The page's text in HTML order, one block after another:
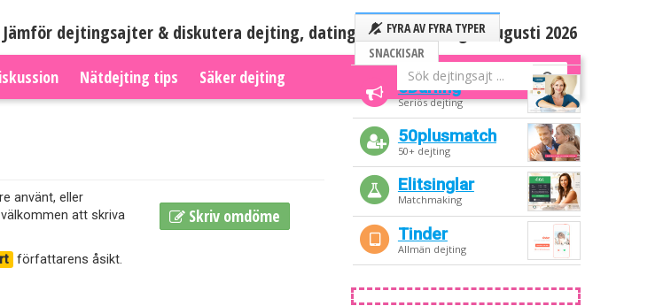
Jämför dejtingsajter & diskutera dejting, dating och nätdejting – augusti 2026
Nätdejting tips Säker dejting
använt, eller
att skriva
författarens åsikt.
Skriv omdöme
FYRA AV FYRA TYPER
SNACKISAR
eDarling
Seriös dejting
50plusmatch
50+ dejting
Elitsinglar
Matchmaking
Tinder
Allmän dejting